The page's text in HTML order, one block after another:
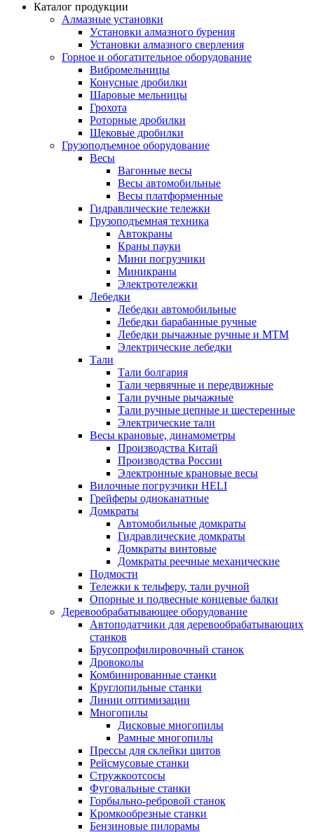
Каталог продукции
Алмазные установки
Уcтановки алмазного бурения
Установки алмазного сверления
Горное и обогатительное оборудование
Вибромельницы
Конусные дробилки
Шаровые мельницы
Грохота
Роторные дробилки
Щековые дробилки
Грузоподъемное оборудование
Весы
Вагонные весы
Весы автомобильные
Весы платформенные
Гидравлические тележки
Грузоподъемная техника
Автокраны
Краны пауки
Мини погрузчики
Миникраны
Электротележки
Лебедки
Лебедки автомобильные
Лебедки барабанные ручные
Лебедки рычажные ручные и МТМ
Электрические лебедки
Тали
Тали болгария
Тали червячные и передвижные
Тали ручные рычажные
Тали ручные цепные и шестеренные
Электрические тали
Весы крановые, динамометры
Производства Китай
Производства России
Электронные крановые весы
Вилочные погрузчики HELI
Грейферы одноканатные
Домкраты
Автомобильные домкраты
Гидравлические домкраты
Домкраты винтовые
Домкраты реечные механические
Подмости
Тележки к тельферу, тали ручной
Опорные и подвесные концевые балки
Деревообрабатывающее оборудование
Автоподатчики для деревообрабатывающих
станков
Брусопрофилировочный станок
Дровоколы
Комбинированные станки
Круглопильные станки
Линии оптимизации
Многопилы
Дисковые многопилы
Рамные многопилы
Прессы для склейки щитов
Рейсмусовые станки
Стружкоотсосы
Фуговальные станки
Горбыльно-ребровой станок
Кромкообрезные станки
Бензиновые пилорамы